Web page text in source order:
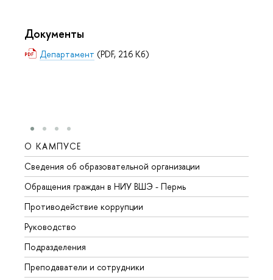
Документы
Департамент (PDF, 216 Кб)
О КАМПУСЕ
Сведения об образовательной организации
Обращения граждан в НИУ ВШЭ - Пермь
Противодействие коррупции
Руководство
Подразделения
Преподаватели и сотрудники